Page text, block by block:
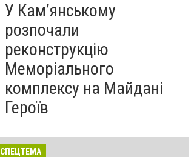
У Кам’янському
розпочали
реконструкцію
Меморіального
комплексу на Майдані
Героїв
СПЕЦТЕМА